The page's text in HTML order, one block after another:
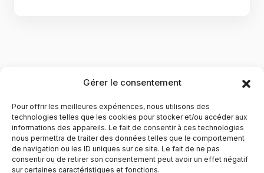
Gérer le consentement
Pour offrir les meilleures expériences, nous utilisons des
technologies telles que les cookies pour stocker et/ou accéder aux
informations des appareils. Le fait de consentir à ces technologies
nous permettra de traiter des données telles que le comportement
de navigation ou les ID uniques sur ce site. Le fait de ne pas
consentir ou de retirer son consentement peut avoir un effet négatif
sur certaines caractéristiques et fonctions.
YubiGeek est un média français dédié aux nouvelles